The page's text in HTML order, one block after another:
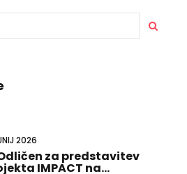
2026
za predstavitev
IMPACT na